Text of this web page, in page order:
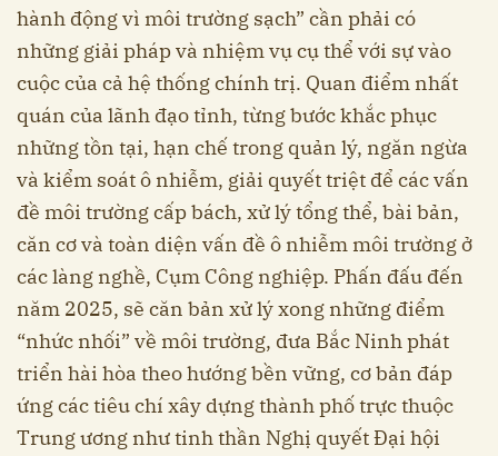
hành động vì môi trường sạch” cần phải có
những giải pháp và nhiệm vụ cụ thể với sự vào
cuộc của cả hệ thống chính trị. Quan điểm nhất
quán của lãnh đạo tỉnh, từng bước khắc phục
những tồn tại, hạn chế trong quản lý, ngăn ngừa
và kiểm soát ô nhiễm, giải quyết triệt để các vấn
đề môi trường cấp bách, xử lý tổng thể, bài bản,
căn cơ và toàn diện vấn đề ô nhiễm môi trường ở
các làng nghề, Cụm Công nghiệp. Phấn đấu đến
năm 2025, sẽ căn bản xử lý xong những điểm
“nhức nhối” về môi trường, đưa Bắc Ninh phát
triển hài hòa theo hướng bền vững, cơ bản đáp
ứng các tiêu chí xây dựng thành phố trực thuộc
Trung ương như tinh thần Nghị quyết Đại hội